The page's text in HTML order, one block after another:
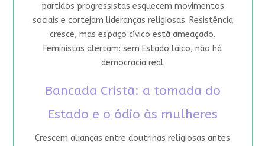
partidos progressistas esquecem movimentos
sociais e cortejam lideranças religiosas. Resistência
cresce, mas espaço cívico está ameaçado.
Feministas alertam: sem Estado laico, não há
democracia real
Bancada Cristã: a tomada do
Estado e o ódio às mulheres
Crescem alianças entre doutrinas religiosas antes